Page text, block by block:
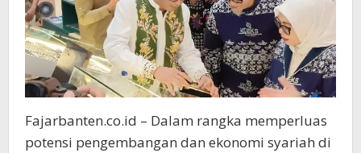
Fajarbanten.co.id – Dalam rangka memperluas
potensi pengembangan dan ekonomi syariah di